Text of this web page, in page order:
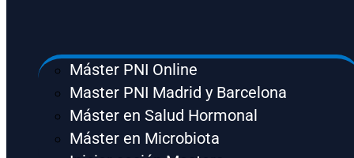
Máster PNI Online
Master PNI Madrid y Barcelona
Máster en Salud Hormonal
Máster en Microbiota